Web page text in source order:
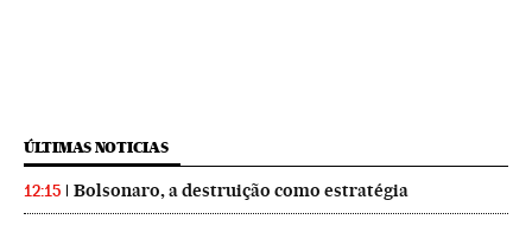
ÚLTIMAS NOTICIAS
12:15 Bolsonaro, a destruição como estratégia